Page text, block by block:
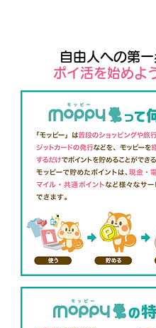
自由人への第一
ポイ活を始めよ